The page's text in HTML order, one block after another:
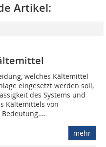
Artikel:
welches Kältemittel
eingesetzt werden soll,
des Systems und
Kältemittels von
mehr